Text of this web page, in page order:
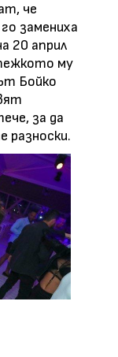
че
замениха
20 април
му
Бойко
за да
разноски.